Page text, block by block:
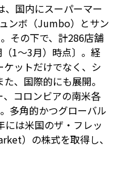
、国内にスーパーマー
ンボ（Jumbo）とサン
その下で、計286店舗
1～3月）時点〕。経
ットだけでなく、シ
、国際的にも展開。
コロンビアの南米各
多角的かつグローバル
には米国のザ・フレッ
）の株式を取得し、